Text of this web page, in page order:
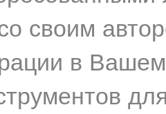
своим
в